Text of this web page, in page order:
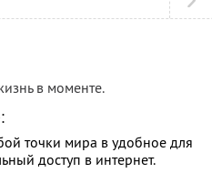
в моменте.
точки мира в удобное для
доступ в интернет.